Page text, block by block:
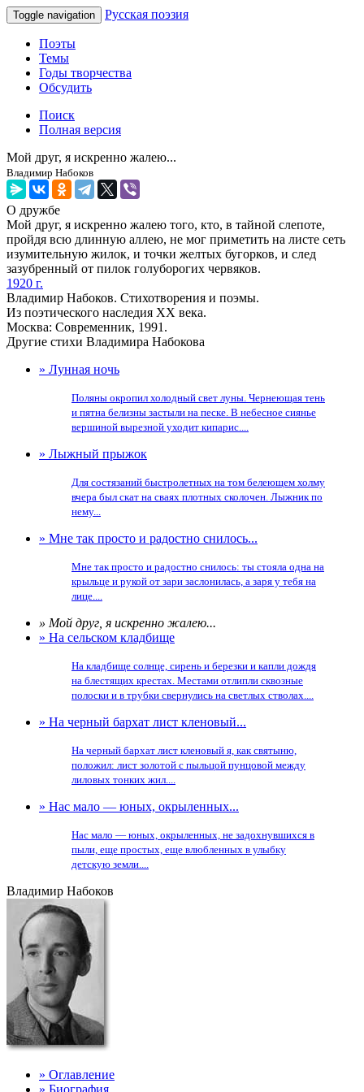
Toggle navigation Русская поэзия
Поэты
Темы
Годы творчества
Обсудить
Поиск
Полная версия
Мой друг, я искренно жалею...
Владимир Набоков
О дружбе
Мой друг, я искренно жалею того, кто, в тайной слепоте,
пройдя всю длинную аллею, не мог приметить на листе сеть
изумительную жилок, и точки желтых бугорков, и след
зазубренный от пилок голуборогих червяков.
1920 г.
Владимир Набоков. Стихотворения и поэмы.
Из поэтического наследия XX века.
Москва: Современник, 1991.
Другие стихи Владимира Набокова
» Лунная ночь
Поляны окропил холодный свет луны. Чернеющая тень
и пятна белизны застыли на песке. В небесное сиянье
вершиной вырезной уходит кипарис....
» Лыжный прыжок
Для состязаний быстролетных на том белеющем холму
вчера был скат на сваях плотных сколочен. Лыжник по
нему...
» Мне так просто и радостно снилось...
Мне так просто и радостно снилось: ты стояла одна на
крыльце и рукой от зари заслонилась, а заря у тебя на
лице....
» Мой друг, я искренно жалею...
» На сельском кладбище
На кладбище солнце, сирень и березки и капли дождя
на блестящих крестах. Местами отлипли сквозные
полоски и в трубки свернулись на светлых стволах....
» На черный бархат лист кленовый...
На черный бархат лист кленовый я, как святыню,
положил: лист золотой с пыльцой пунцовой между
лиловых тонких жил....
» Нас мало — юных, окрыленных...
Нас мало — юных, окрыленных, не задохнувшихся в
пыли, еще простых, еще влюбленных в улыбку
детскую земли....
Владимир Набоков
» Оглавление
» Биография